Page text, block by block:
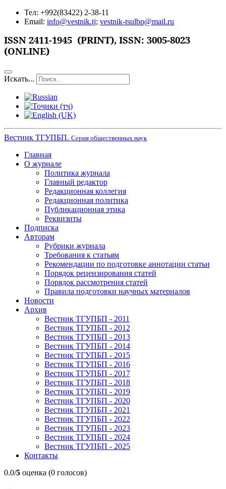
Тел: +992(83422) 2-38-11
Email: info@vestnik.tj; vestnik-tsulbp@mail.ru
ISSN 2411-1945 (PRINT), ISSN: 3005-8023
(ONLINE)
Искать...
Вестник ТГУПБП. Серия общественных наук
Главная
О журнале
Политика журнала
Главный редактор
Редакционная коллегия
Редакционная политика
Публикационная этика
Реквизиты
Подписка
Авторам
Рубрики журнала
Требования к статьям
Рекомендации по подготовке аннотации статьи
Порядок рецензирования статей
Порядок рассмотрения статей
Правила подготовки научных материалов
Новости
Архив
Вестник ТГУПБП - 2011
Вестник ТГУПБП - 2012
Вестник ТГУПБП - 2013
Вестник ТГУПБП - 2014
Вестник ТГУПБП - 2015
Вестник ТГУПБП - 2016
Вестник ТГУПБП - 2017
Вестник ТГУПБП - 2018
Вестник ТГУПБП - 2019
Вестник ТГУПБП - 2020
Вестник ТГУПБП - 2021
Вестник ТГУПБП - 2022
Вестник ТГУПБП - 2023
Вестник ТГУПБП - 2024
Вестник ТГУПБП - 2025
Контакты
0.0/5 оценка (0 голосов)